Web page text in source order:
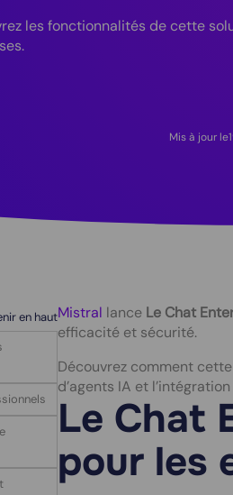
les fonctionnalités de cette
Mis à jour le
en hautMistral lance Le Chat
efficacité et sécurité.
Découvrez comment
d’agents IA et
Le Chat
pour les